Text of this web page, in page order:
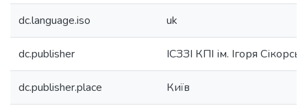
dc.language.iso uk
dc.publisher ІСЗЗІ КПІ ім. Ігоря
dc.publisher.place Київ